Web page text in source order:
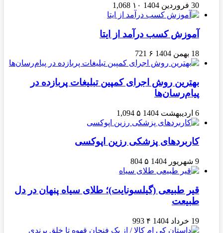
30 فروردین 1404 ۱۰ 1,068
آموزش کسب درآمد از ایتا
18 بهمن 1404 ۶ 721
بهترین روش اجرای کمپین تبلیغات پربازده در
پیام‌رسان‌ها
6 اردیبهشت 1404 ۵ 1,094
کاربردهای پزشکی رزین اپوکسی
9 شهریور 1404 ۵ 804
قیر طبیعی (گیلسونایت)؛ طلای سیاه پنهان در دل
طبیعت
19 خرداد 1404 ۴ 993